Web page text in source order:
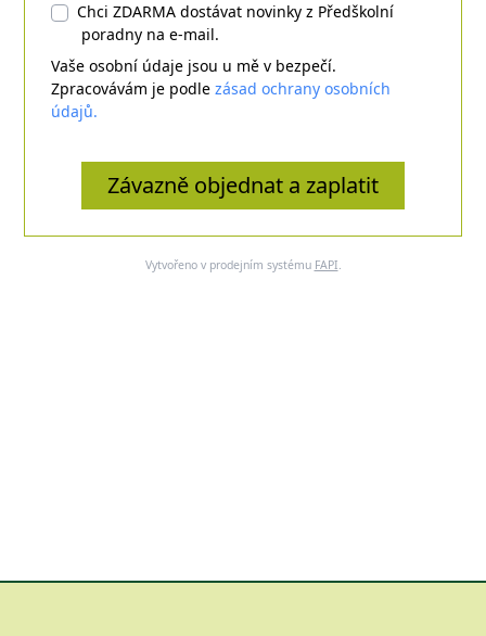
Chci ZDARMA dostávat novinky z Předškolní
poradny na e-mail.
Vaše osobní údaje jsou u mě v bezpečí.
Zpracovávám je podlezásad ochrany osobních
údajů.
Závazně objednat a zaplatit
Vytvořeno v prodejním systému FAPI.